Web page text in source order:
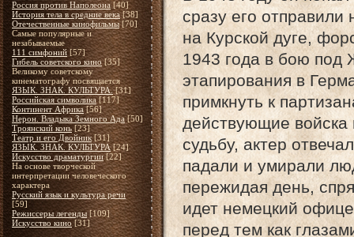
Россия против Наполеона [40]
История тела в средние века [38]
Отечественные кинофильмы [70]
Самые популярные и
незабываемые
111 симфоний [57]
Гибель советского кино [35]
Великому советскому
кинематографу посвящается
ЯЗЫК. ЗНАК. КУЛЬТУРА. [31]
Российская символика [117]
Континент Африка [56]
Нерон. Владыка Земного Ада [50]
Троянский конь [23]
Театр и его Двойник [31]
ЯЗЫК. ЗНАК. КУЛЬТУРА [24]
Искусство драматургии [22]
На основе творческой
интерпретации человеческого
характера
Русский язык и культура речи
[59]
Режиссеры легенды [109]
Искусство кино [31]
сразу его
на Курской дуге,
1943 года в бою под
этапирования в
примкнуть к
действующие
судьбу, актер
падали и умирали
пережидая день,
идет немецкий
перед тем как